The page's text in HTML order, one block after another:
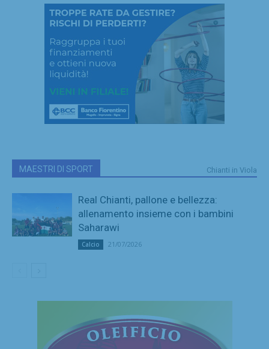
MAESTRI DI SPORT Chianti in Viola
Real Chianti, pallone e bellezza:
allenamento insieme con i bambini
Saharawi
Calcio 21/07/2026